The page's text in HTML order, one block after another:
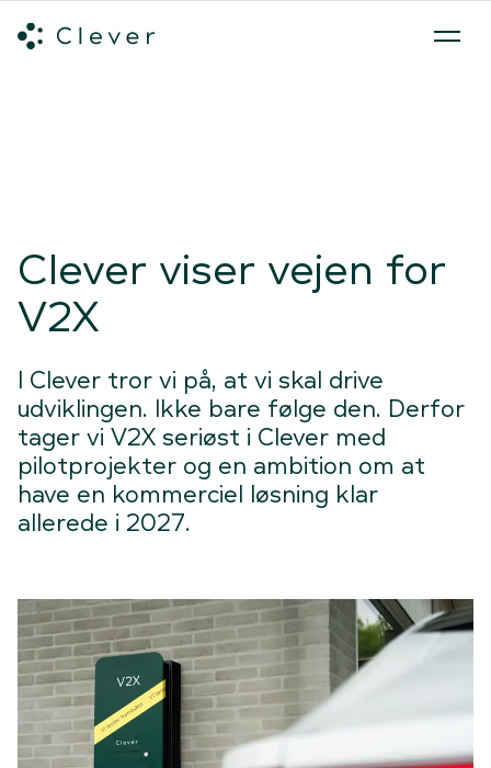
Clever viser vejen for
V2X
I Clever tror vi på, at vi skal drive
udviklingen. Ikke bare følge den. Derfor
tager vi V2X seriøst i Clever med
pilotprojekter og en ambition om at
have en kommerciel løsning klar
allerede i 2027.